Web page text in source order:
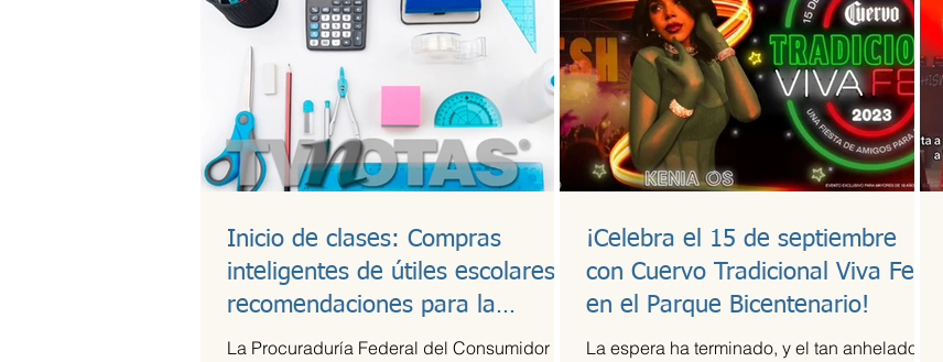
con innovación y conciencia nutricional.
Inicio de clases: Compras
inteligentes de útiles escolares y
recomendaciones para la
lonchera
La Procuraduría Federal del Consumidor
¡Celebra el 15 de septiembre
con Cuervo Tradicional Viva Fest
en el Parque Bicentenario!
La espera ha terminado, y el tan anhelado